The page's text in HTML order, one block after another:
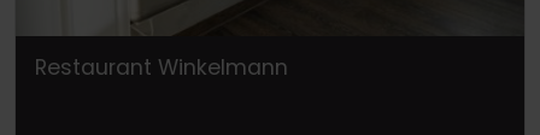
Restaurant Winkelmann